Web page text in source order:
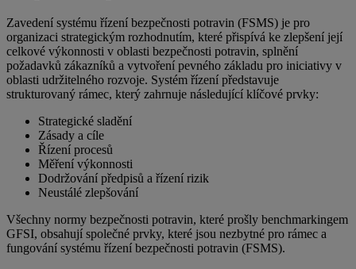
Zavedení systému řízení bezpečnosti potravin (FSMS) je pro
organizaci strategickým rozhodnutím, které přispívá ke zlepšení její
celkové výkonnosti v oblasti bezpečnosti potravin, splnění
požadavků zákazníků a vytvoření pevného základu pro iniciativy v
oblasti udržitelného rozvoje. Systém řízení představuje
strukturovaný rámec, který zahrnuje následující klíčové prvky:
Strategické sladění
Zásady a cíle
Řízení procesů
Měření výkonnosti
Dodržování předpisů a řízení rizik
Neustálé zlepšování
Všechny normy bezpečnosti potravin, které prošly benchmarkingem
GFSI, obsahují společné prvky, které jsou nezbytné pro rámec a
fungování systému řízení bezpečnosti potravin (FSMS).